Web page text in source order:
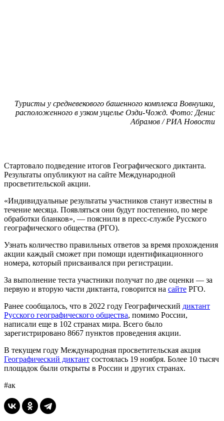
Туристы у средневекового башенного комплекса Вовнушки,
расположенного в узком ущелье Озди-Чожд. Фото: Денис
Абрамов / РИА Новости
Стартовало подведение итогов Географического диктанта.
Результаты опубликуют на сайте Международной
просветительской акции.
«Индивидуальные результаты участников станут известны в
течение месяца. Появляться они будут постепенно, по мере
обработки бланков», — пояснили в пресс-службе Русского
географического общества (РГО).
Узнать количество правильных ответов за время прохождения
акции каждый сможет при помощи идентификационного
номера, который присваивался при регистрации.
За выполнение теста участники получат по две оценки — за
первую и вторую части диктанта, говорится на сайте РГО.
Ранее сообщалось, что в 2022 году Географический диктант
Русского географического общества, помимо России,
написали еще в 102 странах мира. Всего было
зарегистрировано 8667 пунктов проведения акции.
В текущем году Международная просветительская акция
Географический диктант состоялась 19 ноября. Более 10 тысяч
площадок были открыты в России и других странах.
#ак